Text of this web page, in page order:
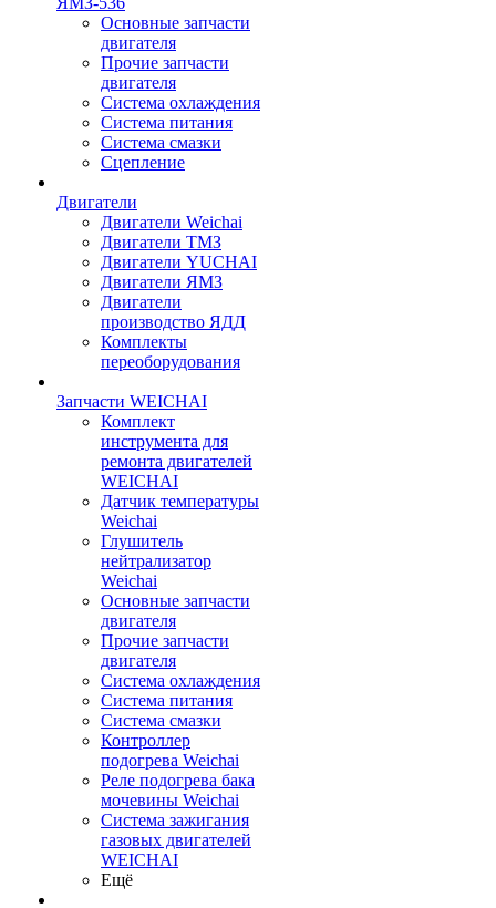
Основные запчасти
двигателя
Прочие запчасти
двигателя
Система охлаждения
Система питания
Система смазки
Сцепление
Двигатели
Двигатели Weichai
Двигатели ТМЗ
Двигатели YUCHAI
Двигатели ЯМЗ
Двигатели
производство ЯДД
Комплекты
переоборудования
Запчасти WEICHAI
Комплект
инструмента для
ремонта двигателей
WEICHAI
Датчик температуры
Weichai
Глушитель
нейтрализатор
Weichai
Основные запчасти
двигателя
Прочие запчасти
двигателя
Система охлаждения
Система питания
Система смазки
Контроллер
подогрева Weichai
Реле подогрева бака
мочевины Weichai
Система зажигания
газовых двигателей
WEICHAI
Ещё